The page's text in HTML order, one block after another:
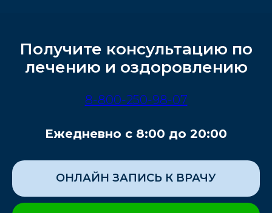
Получите консультацию по
лечению и оздоровлению
8-800-250-98-07
Ежедневно с 8:00 до 20:00
ОНЛАЙН ЗАПИСЬ К ВРАЧУ